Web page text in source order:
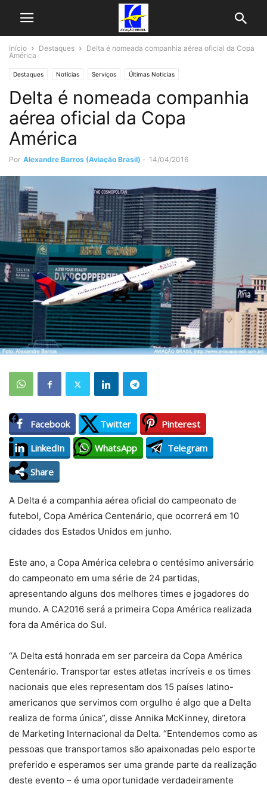
Início Destaques
Delta é nomeada companhia aérea oficial da Copa
América
Destaques Notícias Serviços Últimas Noticias
Delta é nomeada companhia
aérea oficial da Copa
América
Por Alexandre Barros (Aviação Brasil) - 14/04/2016
Facebook Twitter
Pinterest
LinkedIn
WhatsApp
Telegram
Share
A Delta é a companhia aérea oficial do campeonato de
futebol, Copa América Centenário, que ocorrerá em 10
cidades dos Estados Unidos em junho.
Este ano, a Copa América celebra o centésimo aniversário
do campeonato em uma série de 24 partidas,
apresentando alguns dos melhores times e jogadores do
mundo. A CA2016 será a primeira Copa América realizada
fora da América do Sul.
“A Delta está honrada em ser parceira da Copa América
Centenário. Transportar estes atletas incríveis e os times
nacionais que eles representam dos 15 países latino-
americanos que servimos com orgulho é algo que a Delta
realiza de forma única”, disse Annika McKinney, diretora
de Marketing Internacional da Delta. “Entendemos como as
pessoas que transportamos são apaixonadas pelo esporte
preferido e esperamos ser uma grande parte da realização
deste evento – é uma oportunidade verdadeiramente